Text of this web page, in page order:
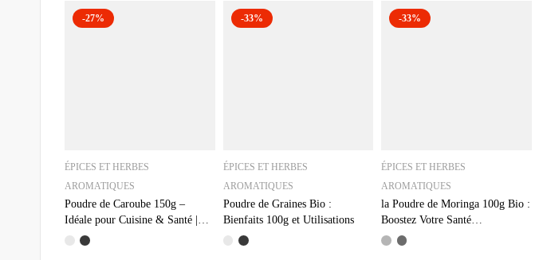
-27%
ÉPICES ET HERBES
AROMATIQUES
Poudre de Caroube 150g –
Idéale pour Cuisine & Santé |
Bio & Naturelle
-33%
ÉPICES ET HERBES
AROMATIQUES
Poudre de Graines Bio :
Bienfaits 100g et Utilisations
-33%
ÉPICES ET HERBES
AROMATIQUES
la Poudre de Moringa 100g Bio :
Boostez Votre Santé
Naturellement